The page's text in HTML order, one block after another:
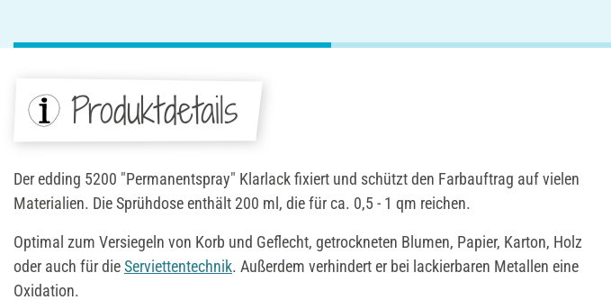
Produktdetails
Der edding 5200 "Permanentspray" Klarlack fixiert und schützt den Farbauftrag auf vielen
Materialien. Die Sprühdose enthält 200 ml, die für ca. 0,5 - 1 qm reichen.
Optimal zum Versiegeln von Korb und Geflecht, getrockneten Blumen, Papier, Karton, Holz
oder auch für dieServiettentechnik. Außerdem verhindert er bei lackierbaren Metallen eine
Oxidation.